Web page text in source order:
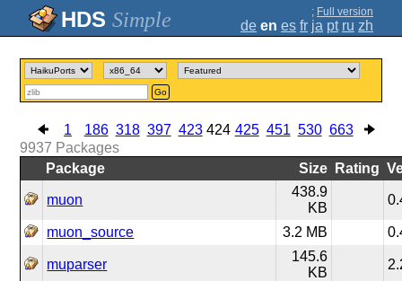
Simple ; Full version
de en es fr ja pt ru zh
Go
1 186 318 397 423 424 425 451 530 663
9937 Packages
Package
Size Rating
muon
438.9
KB
muon_source 3.2 MB
muparser
145.6
KB